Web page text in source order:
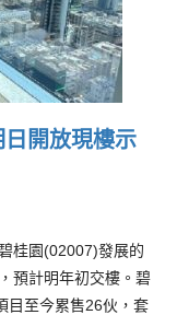
開放現樓示
桂園(02007)發展的
預計明年初交樓。碧
目至今累售26伙，套